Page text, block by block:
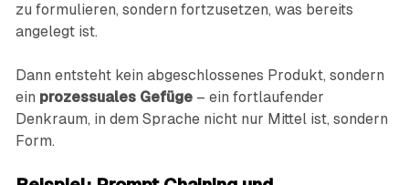
zu formulieren, sondern fortzusetzen, was bereits
angelegt ist.
Dann entsteht kein abgeschlossenes Produkt, sondern
ein prozessuales Gefüge– ein fortlaufender
Denkraum, in dem Sprache nicht nur Mittel ist, sondern
Form.